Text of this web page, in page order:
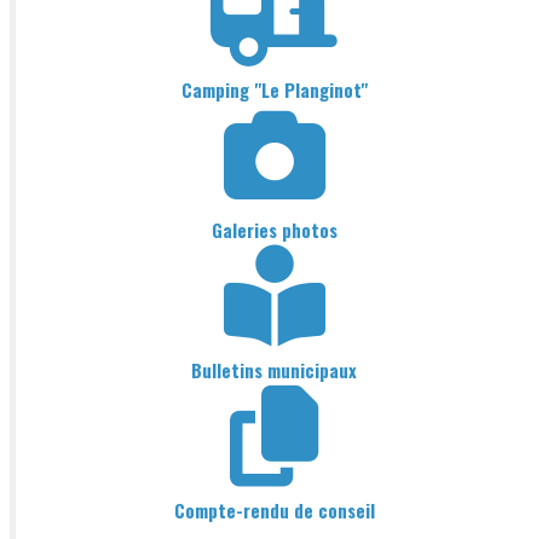
Camping "Le Planginot"
Galeries photos
Bulletins municipaux
Compte-rendu de conseil